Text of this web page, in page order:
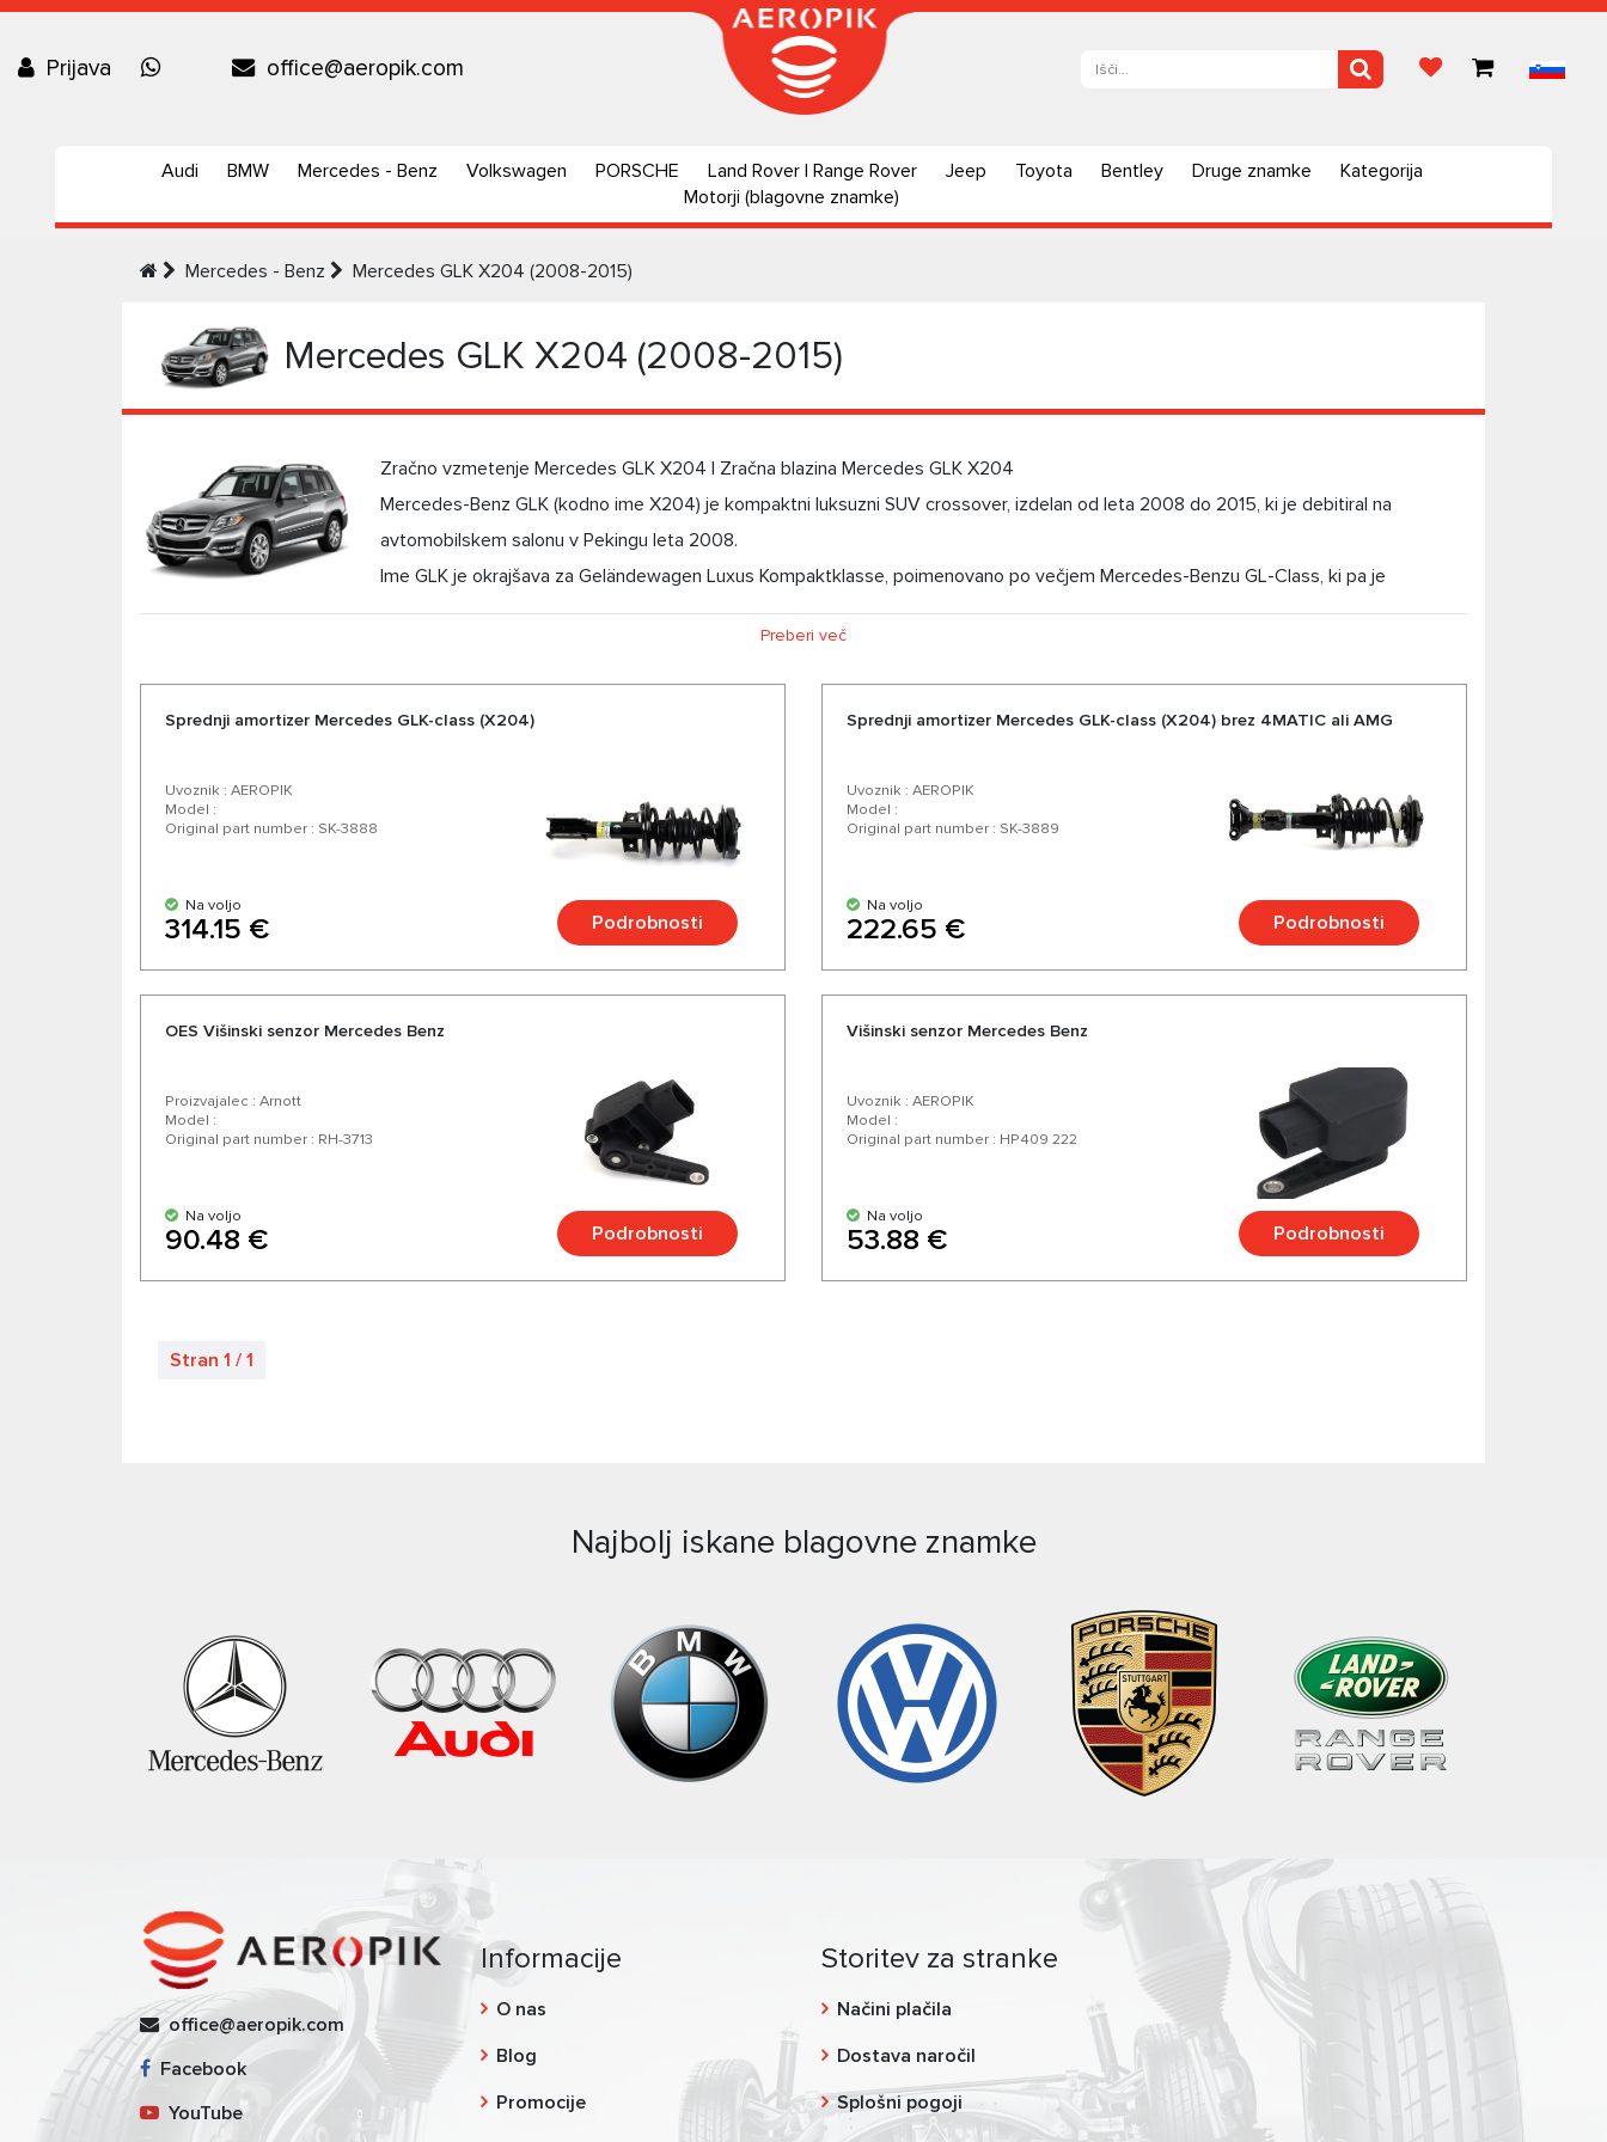
Prijava office@aeropik.com
Audi BMW Mercedes - Benz Volkswagen PORSCHE Land Rover | Range Rover Jeep Toyota Bentley Druge znamke
Kategorija
Motorji (blagovne znamke)
Mercedes - Benz Mercedes GLK X204 (2008-2015)
Mercedes GLK X204 (2008-2015)
Zračno vzmetenje Mercedes GLK X204 | Zračna blazina Mercedes GLK X204
Mercedes-Benz GLK (kodno ime X204) je kompaktni luksuzni SUV crossover, izdelan od leta 2008 do 2015, ki je debitiral na
avtomobilskem salonu v Pekingu leta 2008.
Ime GLK je okrajšava za Geländewagen Luxus Kompaktklasse, poimenovano po večjem Mercedes-Benzu GL-Class, ki pa je
poimenovan po G-Wagenu ali Geländewagenu. Tako je GL luksuzno usmerjena različica G, GLK pa kompaktna različica GL.
Preberi več
Sprednji amortizer Mercedes GLK-class (X204)
Uvoznik : AEROPIK
Model :
Original part number : SK-3888
Na voljo
314.15 € Podrobnosti
Sprednji amortizer Mercedes GLK-class (X204) brez 4MATIC ali AMG
Uvoznik : AEROPIK
Model :
Original part number : SK-3889
Na voljo
222.65 € Podrobnosti
OES Višinski senzor Mercedes Benz
Proizvajalec : Arnott
Model :
Original part number : RH-3713
Na voljo
90.48 € Podrobnosti
Višinski senzor Mercedes Benz
Uvoznik : AEROPIK
Model :
Original part number : HP409 222
Na voljo
53.88 € Podrobnosti
Stran 1 / 1
Najbolj iskane blagovne znamke
office@aeropik.com
Facebook
YouTube
Informacije
O nas
Blog
Promocije
Storitev za stranke
Načini plačila
Dostava naročil
Splošni pogoji